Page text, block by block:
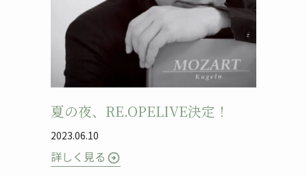
夏の夜、RE.OPELIVE決定！
2023.06.10
詳しく見る arrow_circle_right